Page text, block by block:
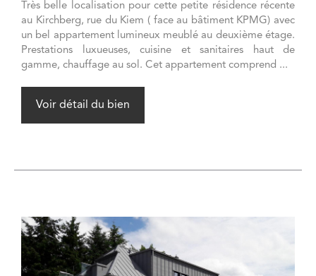
Très belle localisation pour cette petite résidence récente
au Kirchberg, rue du Kiem ( face au bâtiment KPMG) avec
un bel appartement lumineux meublé au deuxième étage.
Prestations luxueuses, cuisine et sanitaires haut de
gamme, chauffage au sol. Cet appartement comprend ...
Voir détail du bien